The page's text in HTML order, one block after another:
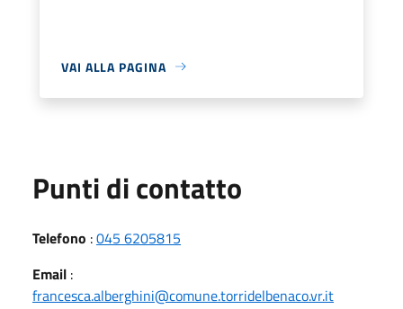
VAI ALLA PAGINA
Punti di contatto
Telefono :045 6205815
Email :
francesca.alberghini@comune.torridelbenaco.vr.it